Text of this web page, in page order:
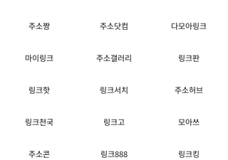
주소짱
마이링크
링크핫
링크천국
주소콘
주소닷컴
주소갤러리
링크서치
링크고
링크888
다모아링크
링크판
주소허브
모아쓰
링크킹